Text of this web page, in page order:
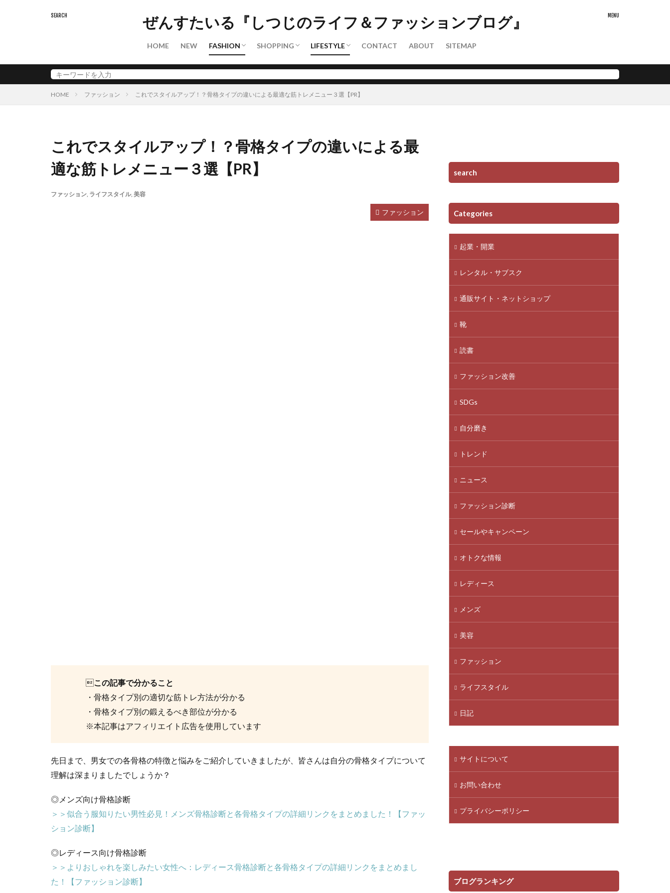
ぜんすたいる『しつじのライフ＆ファッションブログ』
HOME NEW FASHION
ニュース
トレンド
メンズ
レディース
ファッション診断
ファッション改善
靴
SHOPPING
セールやキャンペーン
通販サイト・ネットショップ
レンタル・サブスク
LIFESTYLE
美容
自分磨き
SDGs
CONTACT ABOUT SITEMAP
HOME ファッション これでスタイルアップ！？骨格タイプの違いによる最適な筋トレメニュー３選【PR】
これでスタイルアップ！？骨格タイプの違いによる最
適な筋トレメニュー３選【PR】
ファッション, ライフスタイル, 美容
ファッション
この記事で分かること
・骨格タイプ別の適切な筋トレ方法が分かる
・骨格タイプ別の鍛えるべき部位が分かる
※本記事はアフィリエイト広告を使用しています
先日まで、男女での各骨格の特徴と悩みをご紹介していきましたが、皆さんは自分の骨格タイプについて
理解は深まりましたでしょうか？
◎メンズ向け骨格診断
＞＞似合う服知りたい男性必見！メンズ骨格診断と各骨格タイプの詳細リンクをまとめました！【ファッ
ション診断】
◎レディース向け骨格診断
＞＞よりおしゃれを楽しみたい女性へ：レディース骨格診断と各骨格タイプの詳細リンクをまとめまし
た！【ファッション診断】
search
Categories
起業・開業
レンタル・サブスク
通販サイト・ネットショップ
靴
読書
ファッション改善
SDGs
自分磨き
トレンド
ニュース
ファッション診断
セールやキャンペーン
オトクな情報
レディース
メンズ
美容
ファッション
ライフスタイル
日記
サイトについて
お問い合わせ
プライバシーポリシー
ブログランキング